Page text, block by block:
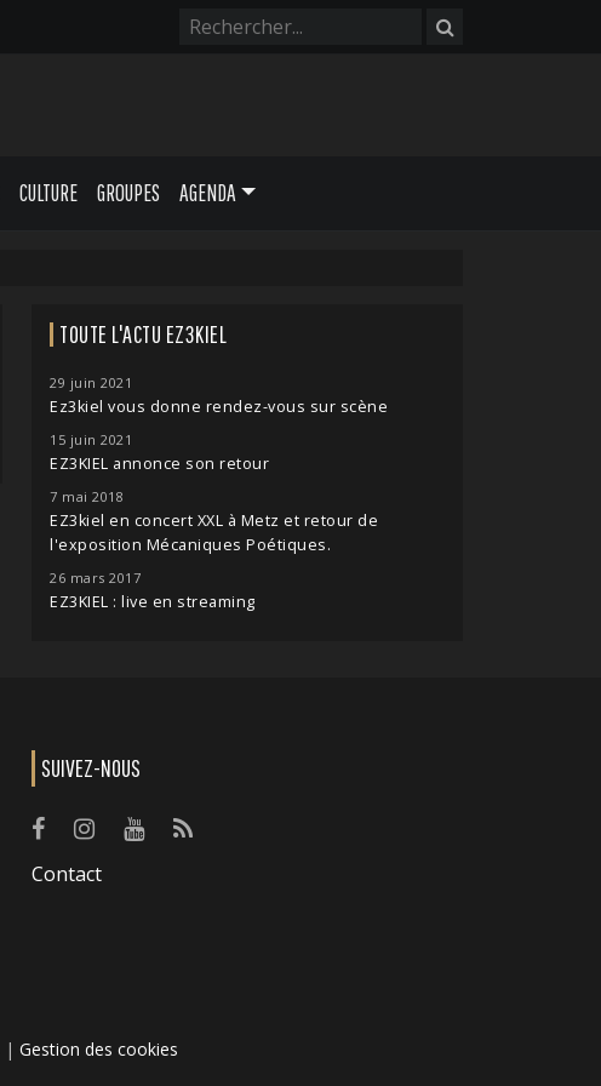
CULTURE GROUPES AGENDA
TOUTE L'ACTU EZ3KIEL
29 juin 2021
Ez3kiel vous donne rendez-vous sur scène
15 juin 2021
EZ3KIEL annonce son retour
7 mai 2018
EZ3kiel en concert XXL à Metz et retour de
l'exposition Mécaniques Poétiques.
26 mars 2017
EZ3KIEL : live en streaming
SUIVEZ-NOUS
Contact
| Gestion des cookies